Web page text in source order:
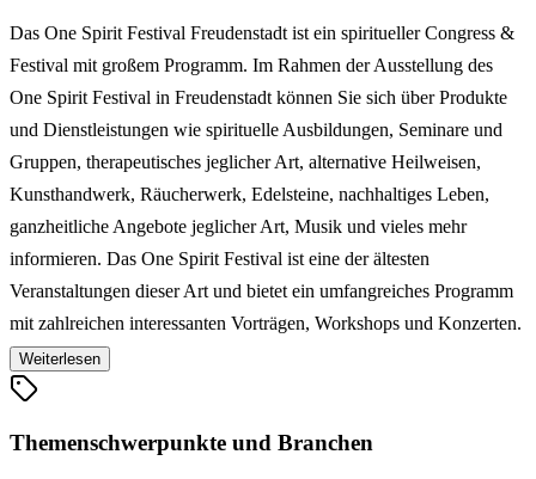
Das One Spirit Festival Freudenstadt ist ein spiritueller Congress &
Festival mit großem Programm. Im Rahmen der Ausstellung des
One Spirit Festival in Freudenstadt können Sie sich über Produkte
und Dienstleistungen wie spirituelle Ausbildungen, Seminare und
Gruppen, therapeutisches jeglicher Art, alternative Heilweisen,
Kunsthandwerk, Räucherwerk, Edelsteine, nachhaltiges Leben,
ganzheitliche Angebote jeglicher Art, Musik und vieles mehr
informieren. Das One Spirit Festival ist eine der ältesten
Veranstaltungen dieser Art und bietet ein umfangreiches Programm
mit zahlreichen interessanten Vorträgen, Workshops und Konzerten.
In der Szene gilt es als ein Treffpunkt für viele Freunde.
Weiterlesen
Themenschwerpunkte und Branchen